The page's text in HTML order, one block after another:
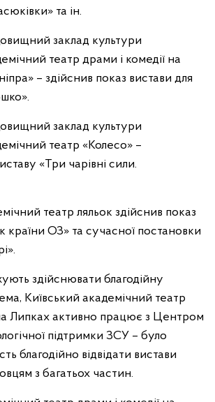
та ін.
заклад культури
театр драми і комедії на
– здійснив показ вистави для
заклад культури
театр «Колесо» –
«Три чарівні сили.
театр ляльок здійснив показ
країни ОЗ» та сучасної постановки
здійснювати благодійну
Київський академічний театр
Липках активно працює з Центром
підтримки ЗСУ – було
благодійно відвідати вистави
з багатьох частин.